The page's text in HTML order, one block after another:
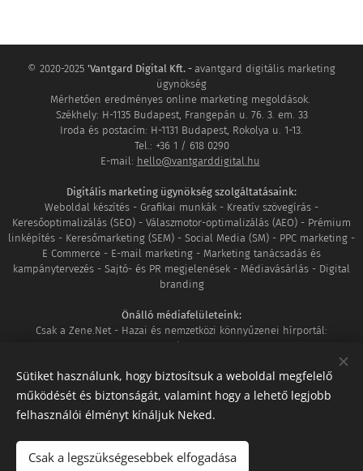
© 2020-2025 'Vantgard Digital Kft. - avantgard digitális marketing
ügynökség
Mérhetően eredményes online marketing megoldások.
Székhely: H-1135 Budapest, Frangepán u. 76. 3. em. 33
Iroda és postacím: H-1131 Budapest, Rokolya u. 1-13.
Tel.: +36 1 / 618 0290
E-mail: hello@vantgarddigital.hu
Digitális marketing ügynökség szolgáltatásaink:
Weboldal készítés - Grafikai munkák - Kreatív szövegírás -
Keresőoptimalizálás (SEO) - Válaszmotor-optimalizálás (AEO) - Prémium
linképítés - Keresőmarketing (SEM) - Social Media (SM) - PPC marketing -
E Commerce - E-mail marketing - Marketing tanácsadás és
kampánytervezés - Sajtó- és PR megjelenések - Médiavásárlás - Digital
branding
Önálló médiafelületeink:
Csak a Zene.Net - Hazai és nemzetközi könnyűzenei hírportál:
www.csakazene.net
www.mozaikvilag.hu
Tagságaink:
Google Partner |DAN Member|Shoprenter szakértő
Megbízható WhitePress SEO ügynökség
Sütiket használunk, hogy biztosítsuk a weboldal megfelelő
működését és biztonságát, valamint hogy a lehető legjobb
felhasználói élményt kínáljuk Neked.
Csak a legszükségesebbek elfogadása